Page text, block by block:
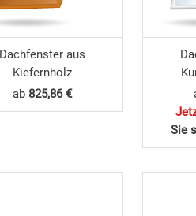
Dachfenster aus
Kiefernholz
ab825,86 €
Sie